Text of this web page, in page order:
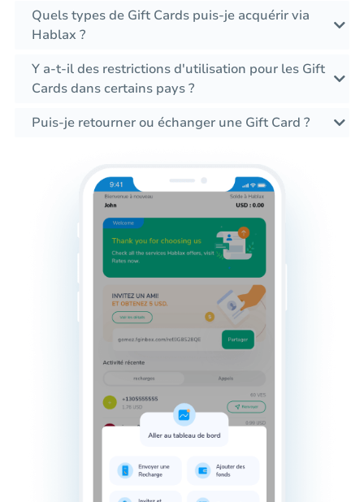
Quels types de Gift Cards puis-je acquérir via
Hablax ?
Y a-t-il des restrictions d'utilisation pour les Gift
Cards dans certains pays ?
Puis-je retourner ou échanger une Gift Card ?